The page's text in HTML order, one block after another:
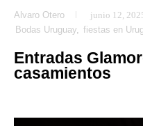
Alvaro Otero junio 12,
Bodas Uruguay
fiestas en
Entradas
casamientos